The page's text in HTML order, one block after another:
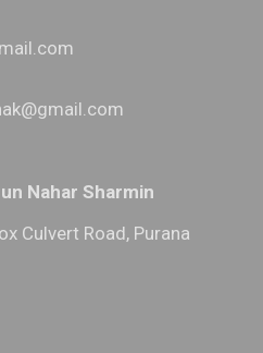
Nahar Sharmin
Culvert Road, Purana